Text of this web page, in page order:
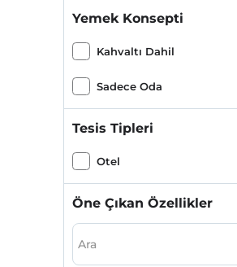
Yemek Konsepti
Kahvaltı Dahil
Sadece Oda
Tesis Tipleri
Otel
Öne Çıkan Özellikler